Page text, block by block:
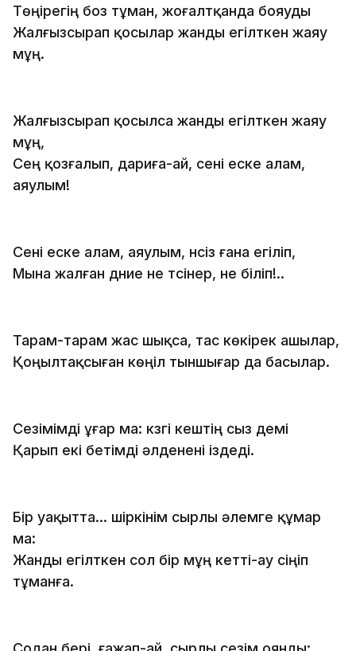
Төңірегің боз тұман, жоғалтқанда бояуды
Жалғызсырап қосылар жанды егілткен жаяу
мұң.
Жалғызсырап қосылса жанды егілткен жаяу
мұң,
Сең қозғалып, дариға-ай, сені еске алам,
аяулым!
Сені еске алам, аяулым, үнсіз ғана егіліп,
Мына жалған дүние не түсінер, не біліп!..
Тарам-тарам жас шықса, тас көкірек ашылар,
Қоңылтақсыған көңіл тыншығар да басылар.
Сезімімді ұғар ма: күзгі кештің сыз демі
Қарып екі бетімді әлденені іздеді.
Бір уақытта... шіркінім сырлы әлемге құмар
ма:
Жанды егілткен сол бір мұң кетті-ау сіңіп
тұманға.